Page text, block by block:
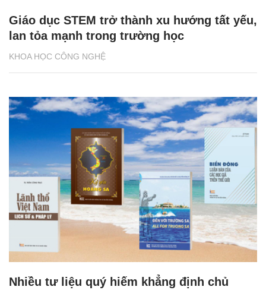
KHOA HỌC CÔNG NGHỆ
Giáo dục STEM trở thành xu hướng tất yếu,
lan tỏa mạnh trong trường học
Nhiều tư liệu quý hiếm khẳng định chủ